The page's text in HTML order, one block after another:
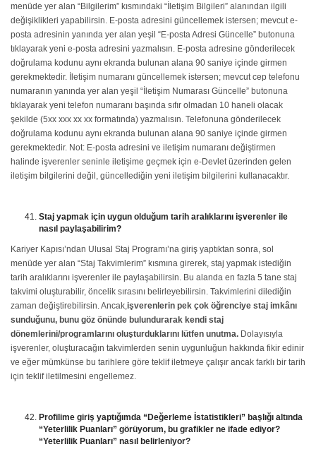
menüde yer alan “Bilgilerim” kısmındaki “İletişim Bilgileri” alanından ilgili
değişiklikleri yapabilirsin. E-posta adresini güncellemek istersen; mevcut e-
posta adresinin yanında yer alan yeşil “E-posta Adresi Güncelle” butonuna
tıklayarak yeni e-posta adresini yazmalısın. E-posta adresine gönderilecek
doğrulama kodunu aynı ekranda bulunan alana 90 saniye içinde girmen
gerekmektedir. İletişim numaranı güncellemek istersen; mevcut cep telefonu
numaranın yanında yer alan yeşil “İletişim Numarası Güncelle” butonuna
tıklayarak yeni telefon numaranı başında sıfır olmadan 10 haneli olacak
şekilde (5xx xxx xx xx formatında) yazmalısın. Telefonuna gönderilecek
doğrulama kodunu aynı ekranda bulunan alana 90 saniye içinde girmen
gerekmektedir. Not: E-posta adresini ve iletişim numaranı değiştirmen
halinde işverenler seninle iletişime geçmek için e-Devlet üzerinden gelen
iletişim bilgilerini değil, güncellediğin yeni iletişim bilgilerini kullanacaktır.
Staj yapmak için uygun olduğum tarih aralıklarını işverenler ile
nasıl paylaşabilirim?
Kariyer Kapısı’ndan Ulusal Staj Programı’na giriş yaptıktan sonra, sol
menüde yer alan “Staj Takvimlerim” kısmına girerek, staj yapmak istediğin
tarih aralıklarını işverenler ile paylaşabilirsin. Bu alanda en fazla 5 tane staj
takvimi oluşturabilir, öncelik sırasını belirleyebilirsin. Takvimlerini dilediğin
zaman değiştirebilirsin. Ancak,işverenlerin pek çok öğrenciye staj imkânı
sunduğunu, bunu göz önünde bulundurarak kendi staj
dönemlerini/programlarını oluşturduklarını lütfen unutma. Dolayısıyla
işverenler, oluşturacağın takvimlerden senin uygunluğun hakkında fikir edinir
ve eğer mümkünse bu tarihlere göre teklif iletmeye çalışır ancak farklı bir tarih
için teklif iletilmesini engellemez.
Profilime giriş yaptığımda “Değerleme İstatistikleri” başlığı altında
“Yeterlilik Puanları” görüyorum, bu grafikler ne ifade ediyor?
“Yeterlilik Puanları” nasıl belirleniyor?